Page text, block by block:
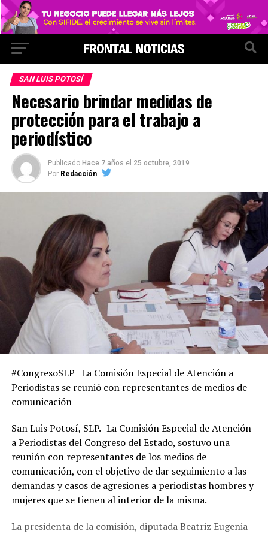
SAN LUIS POTOSÍ
Necesario brindar medidas de
protección para el trabajo a
periodístico
Publicado Hace 7 años el 25 octubre, 2019
Por Redacción
#CongresoSLP | La Comisión Especial de Atención a
Periodistas se reunió con representantes de medios de
comunicación
San Luis Potosí, SLP.- La Comisión Especial de Atención
a Periodistas del Congreso del Estado, sostuvo una
reunión con representantes de los medios de
comunicación, con el objetivo de dar seguimiento a las
demandas y casos de agresiones a periodistas hombres y
mujeres que se tienen al interior de la misma.
La presidenta de la comisión, diputada Beatriz Eugenia